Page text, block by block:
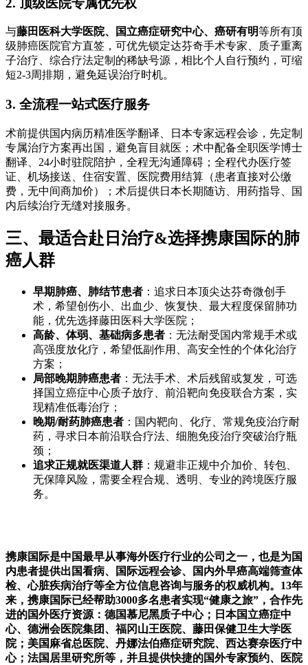
2. 顶级医院专属优先权
与藤田医科大学医院、国立癌症研究中心、癌研有明等所有顶
级肺癌医院官方直签，可优先锁定达芬奇手术专家、质子重离
子治疗、综合疗法定制的稀缺号源，相比个人自行预约，可缩
短2-3周排期，避免延误治疗时机。
3. 全流程一站式医疗服务
术前提供国内病历精准医学翻译、日本专家远程会诊，先定制
专属治疗方案再出国，避免盲目就医；术中配备全职医学博士
翻译、24小时驻院陪护，全程无沟通障碍；全程代办医疗签
证、机场接送、住宿安置、医院费用结算（患者直接对公缴
费，无中间商加价）；术后提供日本长期随访、用药指导、国
内后续治疗无缝对接服务。
三、最适合赴日治疗&选择携康国际的肺
癌人群
早期肺癌、肺结节患者 ：追求日本顶尖达芬奇微创手
术，希望创伤小、出血少、恢复快、最大程度保留肺功
能，优先选择藤田医科大学医院；
高龄、体弱、基础病多患者 ：无法耐受国内常规手术或
高强度放化疗，希望低副作用、高安全性的个体化治疗
方案；
局部晚期肺癌患者 ：无法手术、术后残留或复发，可选
择国立癌症中心质子放疗、前沿靶向免疫联合方案，实
现精准低毒治疗；
晚期/耐药肺癌患者 ：国内靶向、化疗、常规免疫治疗耐
药，寻求日本前沿联合疗法、细胞免疫治疗突破治疗瓶
颈；
追求正规就医渠道人群 ：规避非正规中介加价、转包、
无保障风险，需要全程合规、透明、专业的跨境医疗服
务。
携康国际是中国最早从事海外医疗行业的公司之一，也是为国
内患者提供出国看病、国际远程会诊、国内外早癌高端筛查体
检、心脏疾病治疗等全方位信息咨询与服务的权威机构。13年
来，携康国际已经帮助3000多名患者实现“健康之旅”，合作先
进的国外医疗资源：德国慕尼黑质子中心；日本国立癌症中
心、德洲会医院集团、福冈山王医院、藤田保健卫生大学医
院；美国麻省总医院、丹娜法伯癌症研究院、西达赛奈医疗中
心；法国居里研究所等，并且提供快捷的国外专家预约、医院